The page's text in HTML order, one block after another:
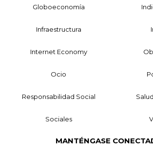
Globoeconomía
Infraestructura
Internet Economy
Ocio
Responsabilidad Social
Sociales
MANTÉNGASE